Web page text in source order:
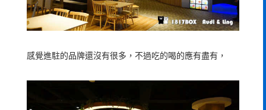
感覺進駐的品牌還沒有很多，不過吃的喝的應有盡有，